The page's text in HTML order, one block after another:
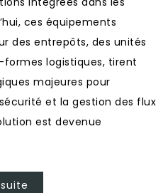
ces équipements
des entrepôts, des unités
logistiques, tirent
majeures pour
et la gestion des flux
est devenue